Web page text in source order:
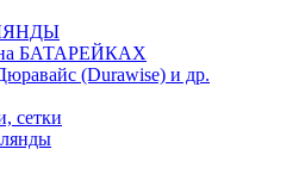
на БАТАРЕЙКАХ
(Durawise) и др.
сетки